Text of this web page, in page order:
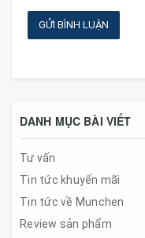
GỬI BÌNH LUẬN
DANH MỤC BÀI VIẾT
Tư vấn
Tin tức khuyến mãi
Tin tức về Munchen
Review sản phẩm